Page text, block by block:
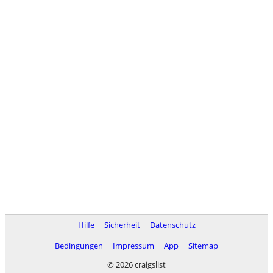
Hilfe Sicherheit
Datenschutz
Bedingungen
Impressum App
Sitemap
© 2026 craigslist